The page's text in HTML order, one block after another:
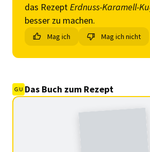
das RezeptErdnuss-Karamell-
besser zu machen.
Mag ich Mag ich nicht
Das Buch zum Rezept